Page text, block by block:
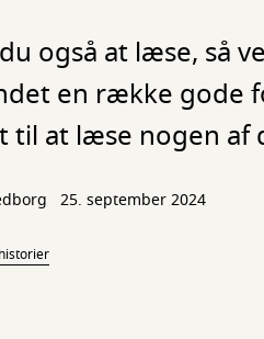
også at læse, så
en række gode
til at læse nogen af
25. september 2024